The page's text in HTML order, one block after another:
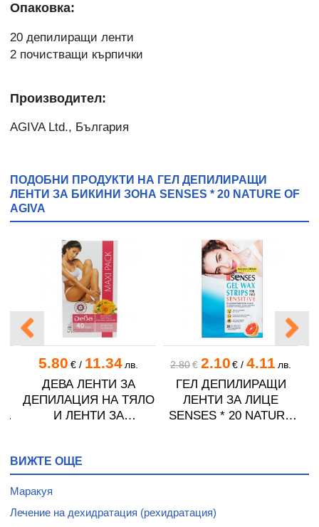
Опаковка:
20 депилиращи ленти
2 почистващи кърпички
Производител:
AGIVA Ltd., България
ПОДОБНИ ПРОДУКТИ НА ГЕЛ ДЕПИЛИРАЩИ
ЛЕНТИ ЗА БИКИНИ ЗОНА SENSES * 20 NATURE OF
AGIVA
И
5.80 € / 11.34 лв.
ДЕВА ЛЕНТИ ЗА
ДЕПИЛАЦИЯ НА ТЯЛО
И ЛЕНТИ ЗА
* 20 + 20
2.80 € 2.10 € /4.11 лв.
ГЕЛ ДЕПИЛИРАЩИ
ЛЕНТИ ЗА ЛИЦЕ
SENSES * 20 NATURE
ВИЖТЕ ОЩЕ
Маракуя
Лечение на дехидратация (рехидратация)